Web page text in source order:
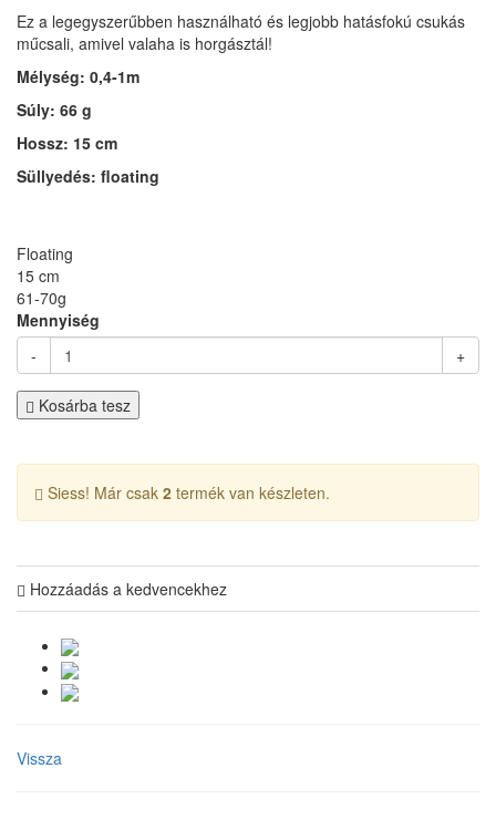
Ez a legegyszerűbben használható és legjobb hatásfokú csukás
műcsali, amivel valaha is horgásztál!
Mélység: 0,4-1m
Súly: 66 g
Hossz: 15 cm
Süllyedés: floating
Floating
15 cm
61-70g
Mennyiség
-
+
Kosárba tesz
Siess! Már csak 2 termék van készleten.
Hozzáadás a kedvencekhez
Vissza